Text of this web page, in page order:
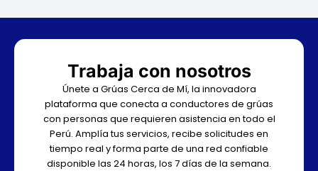
Trabaja con nosotros
Únete a Grúas Cerca de Mí, la innovadora
plataforma que conecta a conductores de grúas
con personas que requieren asistencia en todo el
Perú. Amplía tus servicios, recibe solicitudes en
tiempo real y forma parte de una red confiable
disponible las 24 horas, los 7 días de la semana.